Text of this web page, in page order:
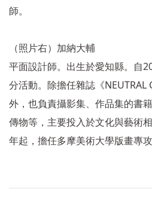
師。
（照片右）加納大輔
平面設計師。出生於愛知縣。自
分活動。除擔任雜誌《NEUTRAL
外，也負責攝影集、作品集的書
傳物等，主要投入於文化與藝術
年起，擔任多摩美術大學版畫專攻